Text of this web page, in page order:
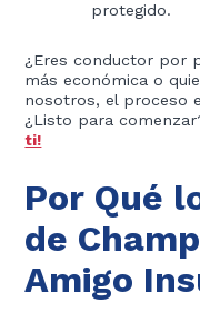
protegido.
¿Eres conductor por
más económica o
nosotros, el proceso
¿Listo para
ti!
Por Qué
de
Amigo